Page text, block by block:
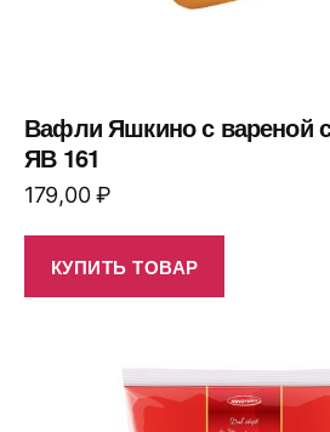
Вафли Яшкино с вареной
ЯВ 161
179,00₽
КУПИТЬ ТОВАР